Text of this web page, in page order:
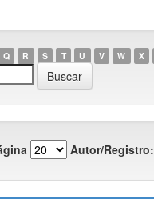
Q R S T U V W X
Autor/Registro: